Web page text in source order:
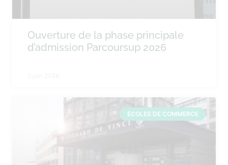
Ouverture de la phase principale
d’admission Parcoursup 2026
ÉCOLES DE COMMERCE